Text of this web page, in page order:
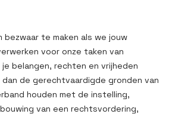
te maken als we jouw
voor onze taken van
je belangen, rechten en vrijheden
de gerechtvaardigde gronden van
houden met de instelling,
van een rechtsvordering,